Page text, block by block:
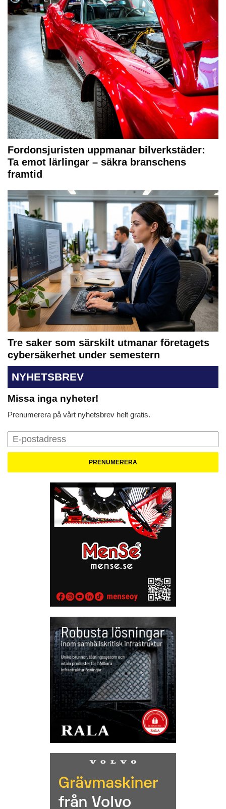
Fordonsjuristen uppmanar bilverkstäder:
Ta emot lärlingar – säkra branschens
framtid
Tre saker som särskilt utmanar företagets
cybersäkerhet under semestern
NYHETSBREV
Missa inga nyheter!
Prenumerera på vårt nyhetsbrev helt gratis.